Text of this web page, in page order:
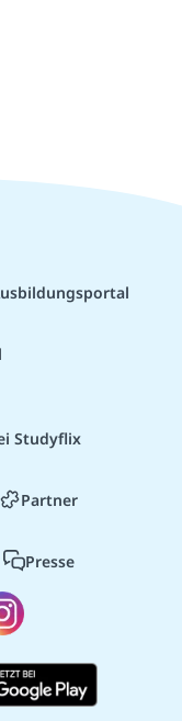
Studyflix
Partner
Presse